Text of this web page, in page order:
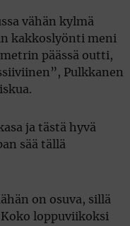
vähän kylmä
kakkoslyönti meni
päässä outti,
Pulkkanen
ja tästä hyvä
sää tällä
on osuva, sillä
loppuviikoksi